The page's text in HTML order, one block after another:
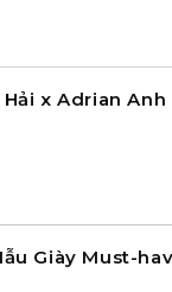
x Adrian Anh
Giày Must-